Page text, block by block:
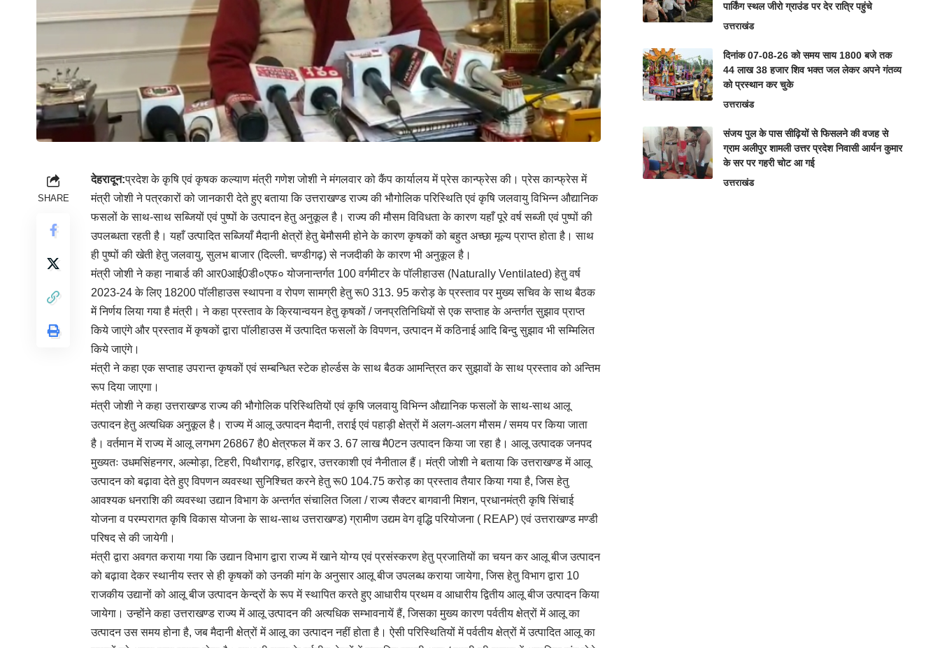
SHARE
देहरादून:प्रदेश के कृषि एवं कृषक कल्याण मंत्री गणेश जोशी ने मंगलवार को कैंप कार्यालय में प्रेस कान्फ्रेस की। प्रेस कान्फ्रेस में
मंत्री जोशी ने पत्रकारों को जानकारी देते हुए बताया कि उत्तराखण्ड राज्य की भौगोलिक परिस्थिति एवं कृषि जलवायु विभिन्न औद्यानिक
फसलों के साथ-साथ सब्जियों एवं पुष्पों के उत्पादन हेतु अनुकूल है। राज्य की मौसम विविधता के कारण यहाँ पूरे वर्ष सब्जी एवं पुष्पों की
उपलब्धता रहती है। यहाँ उत्पादित सब्जियाँ मैदानी क्षेत्रों हेतु बेमौसमी होने के कारण कृषकों को बहुत अच्छा मूल्य प्राप्त होता है। साथ
ही पुष्पों की खेती हेतु जलवायु, सुलभ बाजार (दिल्ली. चण्डीगढ़) से नजदीकी के कारण भी अनुकूल है।
मंत्री जोशी ने कहा नाबार्ड की आर0आई0डी०एफ० योजनान्तर्गत 100 वर्गमीटर के पॉलीहाउस (Naturally Ventilated) हेतु वर्ष
2023-24 के लिए 18200 पॉलीहाउस स्थापना व रोपण सामग्री हेतु रू0 313. 95 करोड़ के प्रस्ताव पर मुख्य सचिव के साथ बैठक
में निर्णय लिया गया है मंत्री। ने कहा प्रस्ताव के क्रियान्वयन हेतु कृषकों / जनप्रतिनिधियों से एक सप्ताह के अन्तर्गत सुझाव प्राप्त
किये जाएंगे और प्रस्ताव में कृषकों द्वारा पॉलीहाउस में उत्पादित फसलों के विपणन, उत्पादन में कठिनाई आदि बिन्दु सुझाव भी सम्मिलित
किये जाएंगे।
मंत्री ने कहा एक सप्ताह उपरान्त कृषकों एवं सम्बन्धित स्टेक होर्ल्डस के साथ बैठक आमन्त्रित कर सुझावों के साथ प्रस्ताव को अन्तिम
रूप दिया जाएगा।
मंत्री जोशी ने कहा उत्तराखण्ड राज्य की भौगोलिक परिस्थितियों एवं कृषि जलवायु विभिन्न औद्यानिक फसलों के साथ-साथ आलू
उत्पादन हेतु अत्यधिक अनुकूल है। राज्य में आलू उत्पादन मैदानी, तराई एवं पहाड़ी क्षेत्रों में अलग-अलग मौसम / समय पर किया जाता
है। वर्तमान में राज्य में आलू लगभग 26867 है0 क्षेत्रफल में कर 3. 67 लाख मै0टन उत्पादन किया जा रहा है। आलू उत्पादक जनपद
मुख्यतः उधमसिंहनगर, अल्मोड़ा, टिहरी, पिथौरागढ़, हरिद्वार, उत्तरकाशी एवं नैनीताल हैं। मंत्री जोशी ने बताया कि उत्तराखण्ड में आलू
उत्पादन को बढ़ावा देते हुए विपणन व्यवस्था सुनिश्चित करने हेतु रू0 104.75 करोड़ का प्रस्ताव तैयार किया गया है, जिस हेतु
आवश्यक धनराशि की व्यवस्था उद्यान विभाग के अन्तर्गत संचालित जिला / राज्य सैक्टर बागवानी मिशन, प्रधानमंत्री कृषि सिंचाई
योजना व परम्परागत कृषि विकास योजना के साथ-साथ उत्तराखण्ड) ग्रामीण उद्यम वेग वृद्धि परियोजना ( REAP) एवं उत्तराखण्ड मण्डी
परिषद से की जायेगी।
मंत्री द्वारा अवगत कराया गया कि उद्यान विभाग द्वारा राज्य में खाने योग्य एवं प्रसंस्करण हेतु प्रजातियों का चयन कर आलू बीज उत्पादन
को बढ़ावा देकर स्थानीय स्तर से ही कृषकों को उनकी मांग के अनुसार आलू बीज उपलब्ध कराया जायेगा, जिस हेतु विभाग द्वारा 10
राजकीय उद्यानों को आलू बीज उत्पादन केन्द्रों के रूप में स्थापित करते हुए आधारीय प्रथम व आधारीय द्वितीय आलू बीज उत्पादन किया
जायेगा। उन्होंने कहा उत्तराखण्ड राज्य में आलू उत्पादन की अत्यधिक सम्भावनायें हैं, जिसका मुख्य कारण पर्वतीय क्षेत्रों में आलू का
उत्पादन उस समय होना है, जब मैदानी क्षेत्रों में आलू का उत्पादन नहीं होता है। ऐसी परिस्थितियों में पर्वतीय क्षेत्रों में उत्पादित आलू का
पार्किंग स्थल जीरो ग्राउंड पर देर रात्रि पहुंचे
उत्तराखंड
दिनांक 07-08-26 को समय साय 1800 बजे तक
44 लाख 38 हजार शिव भक्त जल लेकर अपने गंतव्य
को प्रस्थान कर चुके
उत्तराखंड
संजय पुल के पास सीढ़ियों से फिसलने की वजह से
ग्राम अलीपुर शामली उत्तर प्रदेश निवासी आर्यन कुमार
के सर पर गहरी चोट आ गई
उत्तराखंड